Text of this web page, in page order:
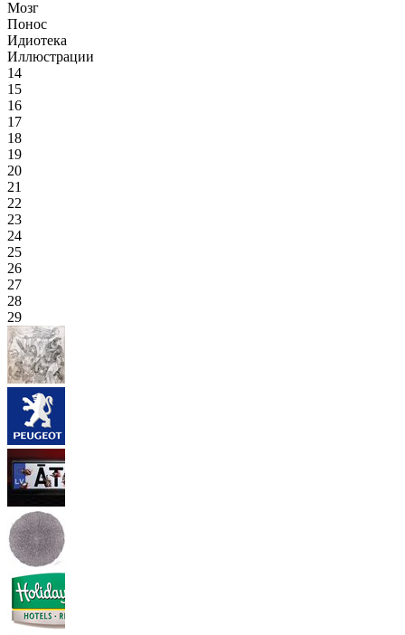
Мозг
Понос
Идиотека
Иллюстрации
14
15
16
17
18
19
20
21
22
23
24
25
26
27
28
29